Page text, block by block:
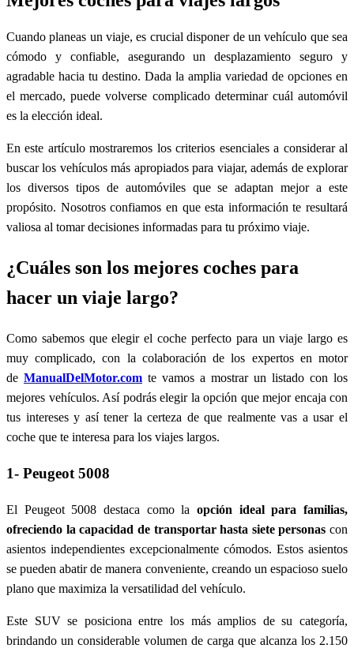
Cuando planeas un viaje, es crucial disponer de un vehículo que sea
cómodo y confiable, asegurando un desplazamiento seguro y
agradable hacia tu destino. Dada la amplia variedad de opciones en
el mercado, puede volverse complicado determinar cuál automóvil
es la elección ideal.
En este artículo mostraremos los criterios esenciales a considerar al
buscar los vehículos más apropiados para viajar, además de explorar
los diversos tipos de automóviles que se adaptan mejor a este
propósito. Nosotros confiamos en que esta información te resultará
valiosa al tomar decisiones informadas para tu próximo viaje.
¿Cuáles son los mejores coches para
hacer un viaje largo?
Como sabemos que elegir el coche perfecto para un viaje largo es
muy complicado, con la colaboración de los expertos en motor
de ManualDelMotor.com te vamos a mostrar un listado con los
mejores vehículos. Así podrás elegir la opción que mejor encaja con
tus intereses y así tener la certeza de que realmente vas a usar el
coche que te interesa para los viajes largos.
1- Peugeot 5008
El Peugeot 5008 destaca como la opción ideal para familias,
ofreciendo la capacidad de transportar hasta siete personas con
asientos independientes excepcionalmente cómodos. Estos asientos
se pueden abatir de manera conveniente, creando un espacioso suelo
plano que maximiza la versatilidad del vehículo.
Este SUV se posiciona entre los más amplios de su categoría,
brindando un considerable volumen de carga que alcanza los 2.150